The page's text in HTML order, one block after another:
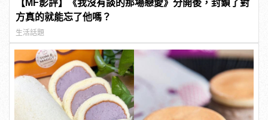
【MF影評】《我沒有談的那場戀愛》分開後，封鎖了對
方真的就能忘了他嗎？
生活話題